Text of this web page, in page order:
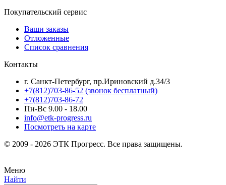
Покупательский сервис
Ваши заказы
Отложенные
Список сравнения
Контакты
г. Санкт-Петербург, пр.Ириновский д.34/3
+7(812)703-86-52 (звонок бесплатный)
+7(812)703-86-72
Пн-Вс 9.00 - 18.00
info@etk-progress.ru
Посмотреть на карте
© 2009 - 2026 ЭТК Прогресс. Все права защищены.
Меню
Найти